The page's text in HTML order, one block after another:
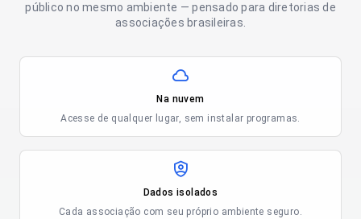
público no mesmo ambiente — pensado para diretorias de
associações brasileiras.
Na nuvem
Acesse de qualquer lugar, sem instalar programas.
Dados isolados
Cada associação com seu próprio ambiente seguro.